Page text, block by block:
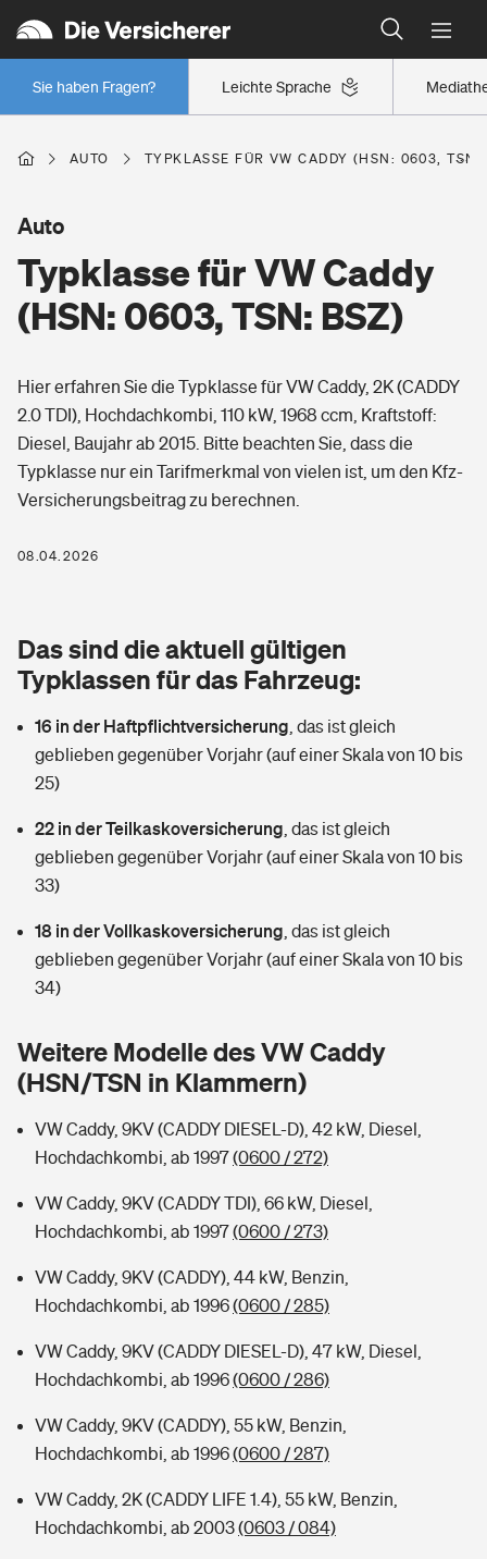
Leichte Sprache
Sie haben Fragen?
Wer versichert was: Jetzt Versicherer finden
Regionalklassen: So ist Ihre Region eingestuft
Wer versichert was: Jetzt Versicherer finden
Berufsunfähigkeitsversicherung
Erwerbsunfähigkeitsversicherung
Grundfähigkeitsversicherung
Arbeitsrechtsschutz
Berufshaftpflichtversicherung
Zur Übersicht
Tools
Wer versichert was: Jetzt Versicherer finden
Sie haben Fragen?
Wohnen
Elementarversicherung
Glasversicherung
Mietkautionsversicherung
Restkreditversicherung
Zur Übersicht
Tools
Wer versichert was: Jetzt Versicherer finden
Sie haben Fragen?
Freizeit
Pri­vate Haft­pflicht­
Kinderunfall­ver­si­che­rung
Kinderinvalidität
Hundehalter-Haftpflicht
Handyversicherung
Musikinstrumentenversicherung
Zur Übersicht
Kinderunfall-Check: Mehr Sicherheit für deine Kids
Typklassen: So ist Ihr Auto eingestuft
Gesundheit
Private Krankenversicherung
Dread-Disease-Versicherung
Tierkrankenversicherung
Zur Übersicht
Tools
Wer versichert was: Jetzt Versicherer finden
Sie haben Fragen?
Rentenrechner: Wie viel Geld bekomme ich im Alter?
AUTO TYPKLASSE FÜR VW CADDY (HSN: 0603, TSN:
Typklasse für VW Caddy
(HSN: 0603, TSN: BSZ)
Auto
Hier erfahren Sie die Typklasse für VW Caddy, 2K (CADDY
2.0 TDI), Hochdachkombi, 110 kW, 1968 ccm, Kraftstoff:
Diesel, Baujahr ab 2015. Bitte beachten Sie, dass die
Typklasse nur ein Tarifmerkmal von vielen ist, um den Kfz-
Versicherungsbeitrag zu berechnen.
08.04.2026
Das sind die aktuell gültigen
Typklassen für das Fahrzeug:
16 in der Haftpflichtversicherung das ist gleich
geblieben gegenüber Vorjahr (auf einer Skala von 10 bis
25)
22 in der Teilkaskoversicherung das ist gleich
geblieben gegenüber Vorjahr (auf einer Skala von 10 bis
33)
18 in der Vollkaskoversicherung das ist gleich
geblieben gegenüber Vorjahr (auf einer Skala von 10 bis
34)
Weitere Modelle des VW Caddy
(HSN/TSN in Klammern)
VW Caddy, 9KV (CADDY DIESEL-D), 42 kW, Diesel,
Hochdachkombi, ab 1997(0600 / 272)
VW Caddy, 9KV (CADDY TDI), 66 kW, Diesel,
Hochdachkombi, ab 1997(0600 / 273)
VW Caddy, 9KV (CADDY), 44 kW, Benzin,
Hochdachkombi, ab 1996(0600 / 285)
VW Caddy, 9KV (CADDY DIESEL-D), 47 kW, Diesel,
Hochdachkombi, ab 1996(0600 / 286)
VW Caddy, 9KV (CADDY), 55 kW, Benzin,
Hochdachkombi, ab 1996(0600 / 287)
VW Caddy, 2K (CADDY LIFE 1.4), 55 kW, Benzin,
Hochdachkombi, ab 2003(0603 / 084)